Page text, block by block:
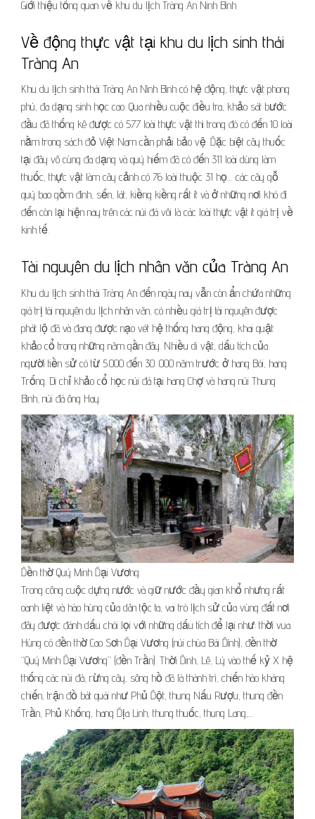
Giới thiệu tổng quan về khu du lịch Tràng An Ninh Bình
Về động thực vật tại khu du lịch sinh thái
Tràng An
Khu du lịch sinh thái Tràng An Nình Bình có hệ động, thực vật phong
phú, đa dạng sinh học cao. Qua nhiều cuộc điều tra, khảo sát bước
đầu đã thống kê được có 577 loài thực vật thì trong đó có đến 10 loài
nằm trong sách đỏ Việt Nam cần phải bảo vệ. Đặc biệt cây thuốc
tại đây vô cùng đa dạng và quý hiếm đã có đến 311 loài dùng làm
thuốc, thực vật làm cây cảnh có 76 loài thuộc 31 họ… các cây gỗ
quý bao gồm đinh, sến, lát, kiềng kiềng rất ít và ở những nơi khó đi
đến còn lại hiện nay trên các núi đá vôi là các loài thực vật ít giá trị về
kinh tế.
Tài nguyên du lịch nhân văn của Tràng An
Khu du lịch sinh thái Tràng An đến ngày nay vẫn còn ẩn chứa những
giá trị tài nguyên du lịch nhân văn, có nhiều giá trị tài nguyên được
phát lộ đã và đang được nạo vét hệ thống hang động, khai quật
khảo cổ trong những năm gần đây. Nhiều di vật, dấu tích của
người tiền sử có từ 5.000 đến 30. 000 năm trước ở hang Bói, hang
Trống. Di chỉ khảo cổ học núi đá tại hang Chợ và hang núi Thung
Bình, núi đá ông Hay.
Đền thờ Quý Minh Đại Vương
Trong công cuộc dựng nước và giữ nước đầy gian khổ nhưng rất
oanh liệt và hào hùng của dân tộc ta, vai trò lịch sử của vùng đất nơi
đây được đánh dấu chói lọi với những dấu tích để lại như: thời vua
Hùng có đền thờ Cao Sơn Đại Vương (núi chùa Bái Đính), đền thờ
“Quý Minh Đại Vương” (đền Trần). Thời Đinh, Lê, Lý vào thế kỷ X hệ
thống các núi đá, rừng cây, sông hồ đã là thành trì, chiến hào kháng
chiến, trận đồ bát quái như Phủ Đột, thung Nấu Rượu, thung đền
Trần, Phủ Khống, hang Địa Linh, thung thuốc, thung Lang,…